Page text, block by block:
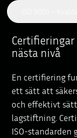
nästa nivå
En certifiering
ett sätt att
och effektivt
lagstiftning.
ISO-